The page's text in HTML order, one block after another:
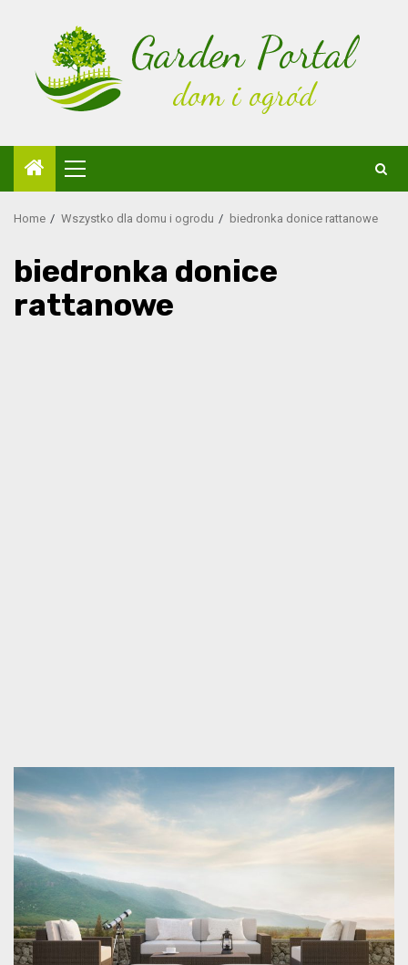
Primary
Menu
Home Wszystko dla domu i ogrodu biedronka donice rattanowe
biedronka donice
rattanowe